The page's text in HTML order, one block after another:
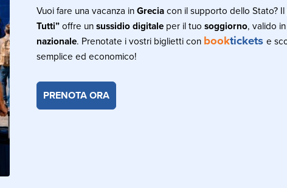
Vuoi fare una vacanza inGreciacon il supporto dello Stato?
Tutti”offre unsussidio digitaleper il tuo soggiorno, valido
nazionale. Prenotate i vostri biglietti con booktickets e
semplice ed economico!
PRENOTA ORA